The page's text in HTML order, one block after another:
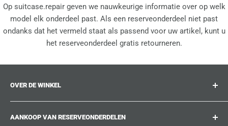
Op suitcase.repair geven we nauwkeurige informatie over op welk
model elk onderdeel past. Als een reserveonderdeel niet past
ondanks dat het vermeld staat als passend voor uw artikel, kunt u
het reserveonderdeel gratis retourneren.
OVER DE WINKEL
reserveonderdelen, accessoires en upgrades voor uw
AANKOOP VAN RESERVEONDERDELEN